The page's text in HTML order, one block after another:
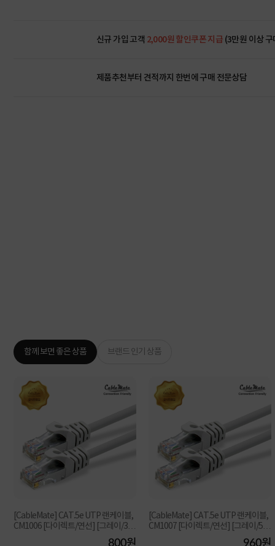
신규 가입 고객 2,000원 할인쿠폰 지급 (3만원 이상 구
제품추천부터 견적까지 한번에 구매 전문상담
함께 보면 좋은 상품 브랜드 인기 상품
[CableMate] CAT.5e UTP 랜케이블,
CM1006 [다이렉트/연선] [그레이/3
800원
[CableMate] CAT.5e UTP 랜케이블,
CM1007 [다이렉트/연선] [그레이/5
960원